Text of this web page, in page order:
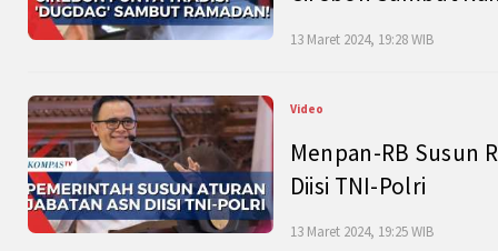
13 Maret 2024, 19:28 WIB
Video
Menpan-RB Susun
Diisi TNI-Polri
13 Maret 2024, 19:25 WIB